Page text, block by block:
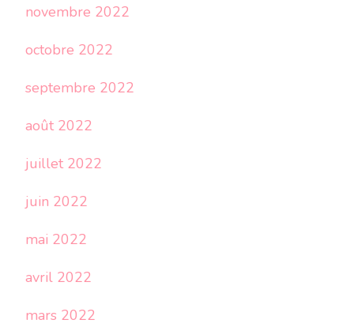
novembre 2022
octobre 2022
septembre 2022
août 2022
juillet 2022
juin 2022
mai 2022
avril 2022
mars 2022